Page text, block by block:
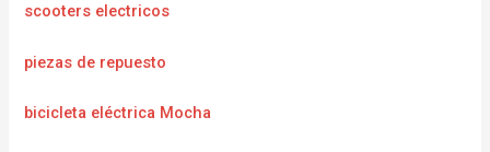
scooters electricos
piezas de repuesto
bicicleta eléctrica Mocha